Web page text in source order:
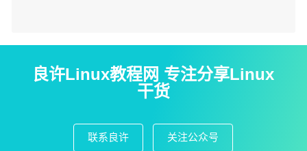
良许Linux教程网 专注分享Linux
干货
联系良许 关注公众号